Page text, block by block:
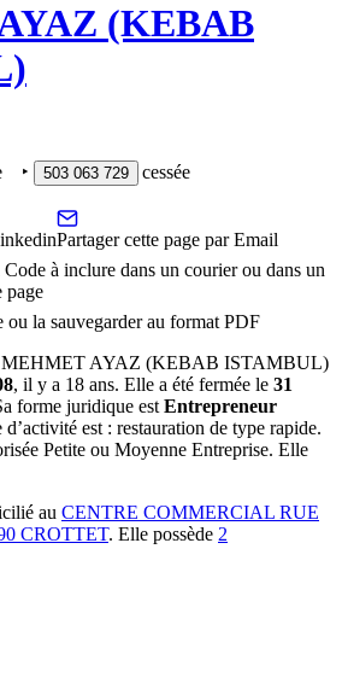
(KEBAB
‣ 503 063 729
cessée
Partager cette page par Email
à inclure dans un courier ou dans un
page
ou la sauvegarder au format PDF
MEHMET AYAZ (KEBAB ISTAMBUL)
, il y a 18 ans. Elle a été fermée le 31
forme juridique est Entrepreneur
est : restauration de type rapide.
Petite ou Moyenne Entreprise. Elle
au CENTRE COMMERCIAL RUE
CROTTET. Elle possède 2